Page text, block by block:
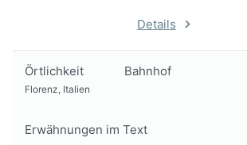
Details
Örtlichkeit Bahnhof
Florenz, Italien
Erwähnungen im Text